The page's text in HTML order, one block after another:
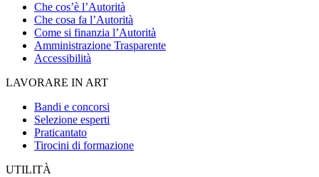
Che cos’è l’Autorità
Che cosa fa l’Autorità
Come si finanzia l’Autorità
Amministrazione Trasparente
Accessibilità
LAVORARE IN ART
Bandi e concorsi
Selezione esperti
Praticantato
Tirocini di formazione
UTILITÀ